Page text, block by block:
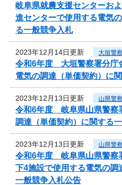
岐阜県就農支援センターお
進センターで使用する電気
る一般競争入札
2023年12月14日更新 大垣警
令和6年度 大垣警察署分庁
電気の調達（単価契約）に
2023年12月13日更新 山県警
令和6年度 岐阜県山県警察
調達（単価契約）に関する
2023年12月13日更新 山県警
令和6年度 岐阜県山県警察
下4施設で使用する電気の調
一般競争入札公告